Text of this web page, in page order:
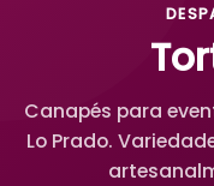
Canapés para
Lo Prado.